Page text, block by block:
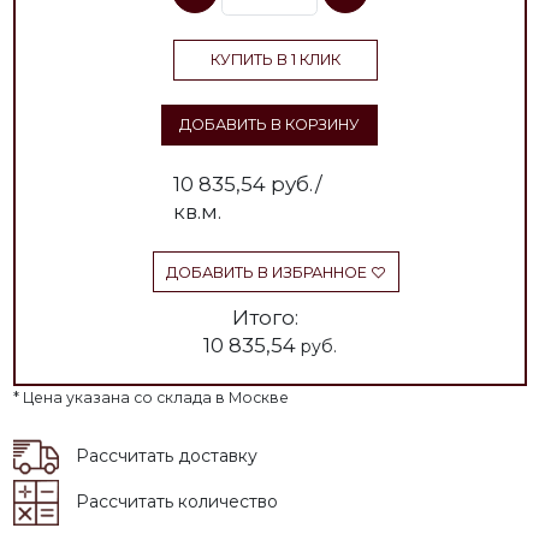
КУПИТЬ В 1 КЛИК
ДОБАВИТЬ В КОРЗИНУ
10 835,54 руб./
кв.м.
ДОБАВИТЬ В ИЗБРАННОЕ
Итого:
10 835,54руб.
* Цена указана со склада в Москве
Рассчитать доставку
Рассчитать количество